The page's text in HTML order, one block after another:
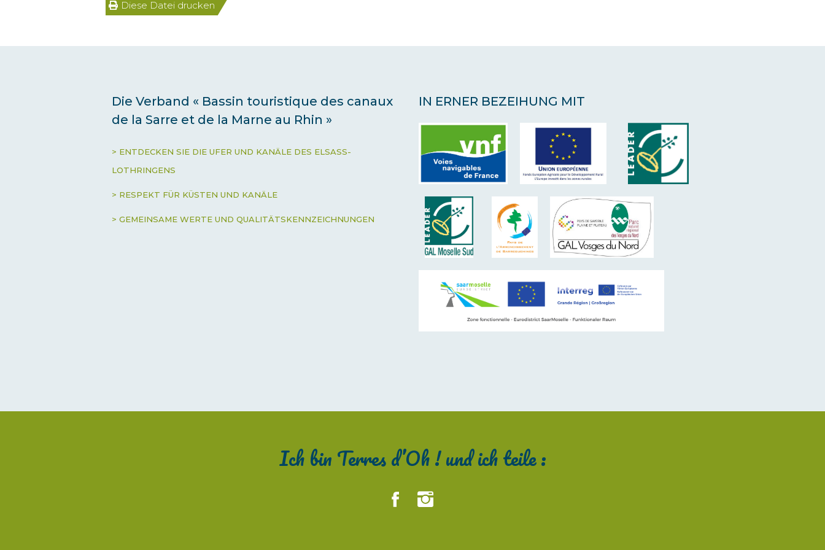
Diese Datei drucken
Die Verband « Bassin touristique des canaux
de la Sarre et de la Marne au Rhin »
> ENTDECKEN SIE DIE UFER UND KANÄLE DES ELSASS-
LOTHRINGENS
> RESPEKT FÜR KÜSTEN UND KANÄLE
> GEMEINSAME WERTE UND QUALITÄTSKENNZEICHNUNGEN
IN ERNER BEZEIHUNG MIT
Ich bin Terres d’Oh ! und ich teile :